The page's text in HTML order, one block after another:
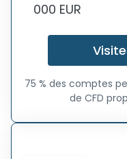
000 EUR
75 % des comptes
de CFD